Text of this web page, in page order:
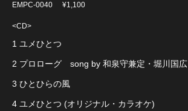
EMPC-0040 ¥1,100
<CD>
1 ユメひとつ
2 プロローグ song by 和泉守兼定・堀川国広
3 ひとひらの風
4 ユメひとつ (オリジナル・カラオケ)